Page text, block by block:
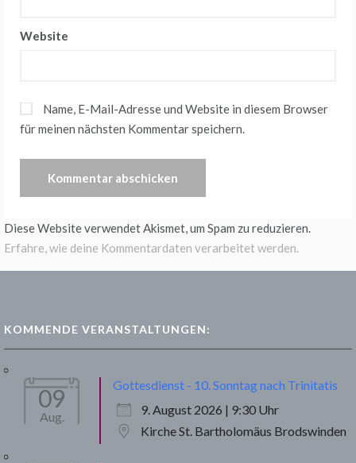
Website
Name, E-Mail-Adresse und Website in diesem Browser
für meinen nächsten Kommentar speichern.
Diese Website verwendet Akismet, um Spam zu reduzieren.
Erfahre, wie deine Kommentardaten verarbeitet werden.
KOMMENDE VERANSTALTUNGEN:
09
Aug.
Gottesdienst - 10. Sonntag nach Trinitatis
9. August 2026 | 9:30 Uhr
Kirche St. Bartholomäus Brodswinden